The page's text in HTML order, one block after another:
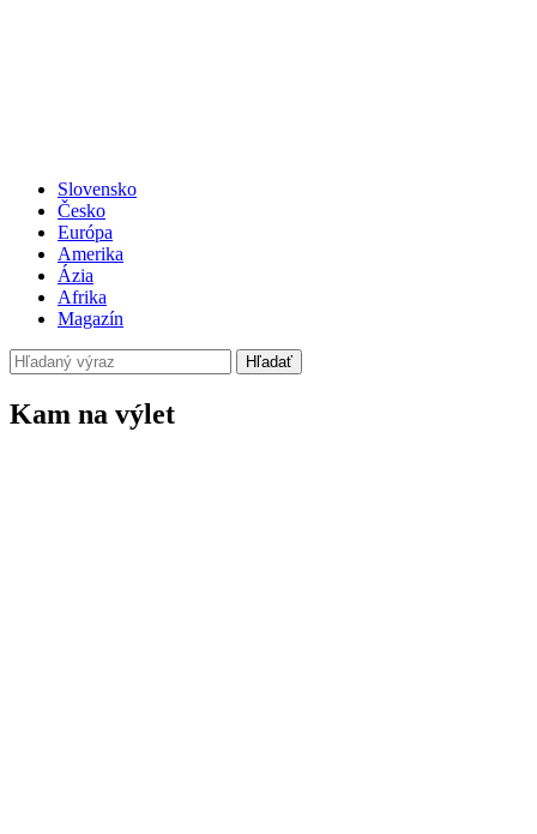
Slovensko
Česko
Európa
Amerika
Ázia
Afrika
Magazín
Hľadať
Kam na výlet